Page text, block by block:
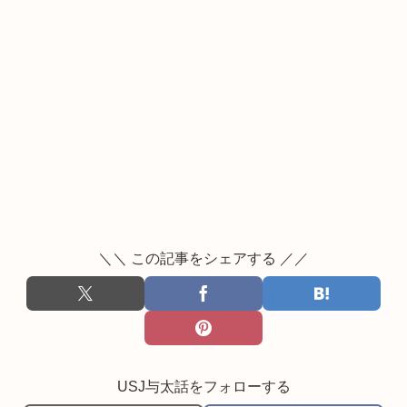
＼＼ この記事をシェアする ／／
USJ与太話をフォローする